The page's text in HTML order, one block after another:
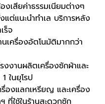
งเสียค่าธรรมเนียมต่างๆ
ต่แนะนำทำเล บริการหลัง
ร็จ
เครื่องอัตโนมัติมากกว่า
งงานผลิตเครื่องซักผ้าและ
ในยุโรป
องแลกเหรียญ และเครื่อง